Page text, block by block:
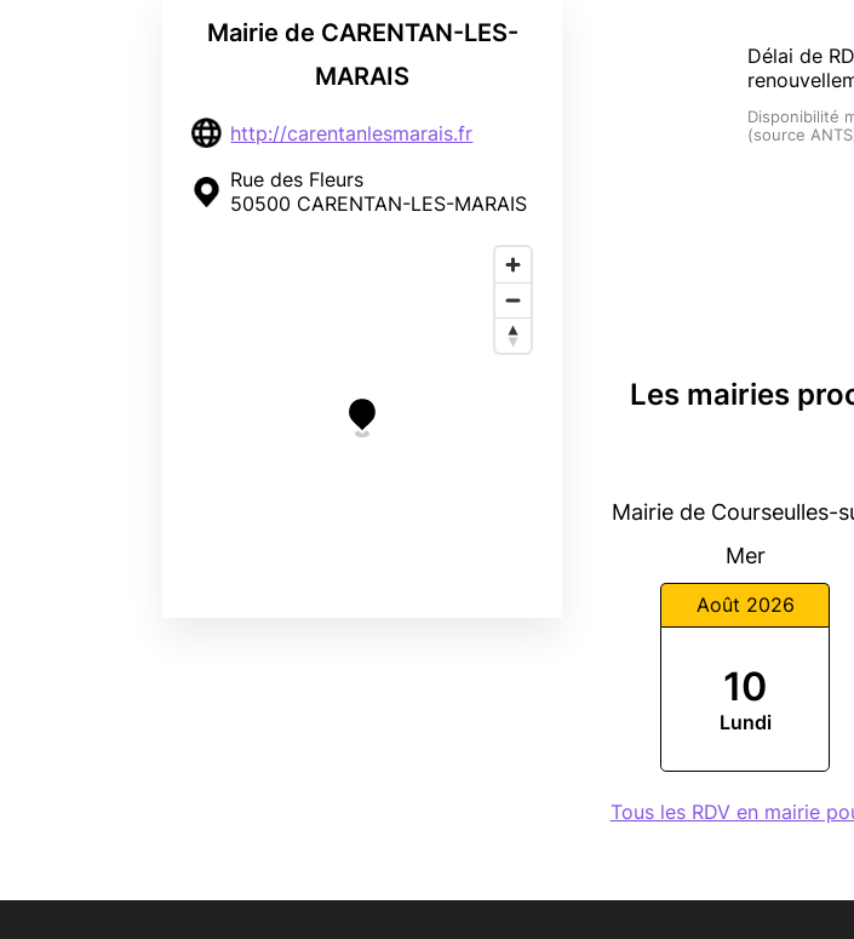
Mairie de CARENTAN-LES-
MARAIS
http://carentanlesmarais.fr
Rue des Fleurs
50500 CARENTAN-LES-MARAIS
Délai de
Disponibilité
(source
Les mairies
Mairie de Courseulles-
Mer
Août 2026
10
Lundi
Tous les RDV en mairie